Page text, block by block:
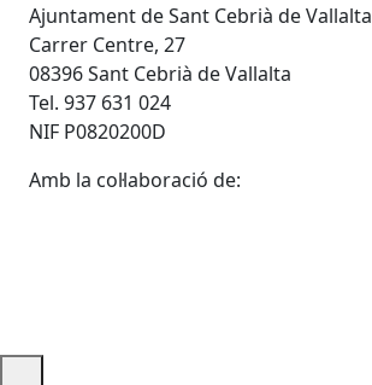
Ajuntament de Sant Cebrià de Vallalta
Carrer Centre, 27
08396 Sant Cebrià de Vallalta
Tel. 937 631 024
NIF P0820200D
Amb la col·laboració de: